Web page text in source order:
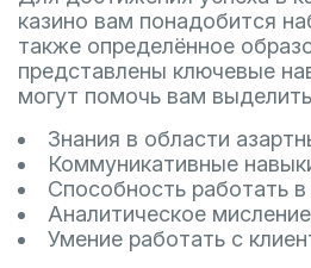
казино вам понадобится
также определённое
представлены ключевые
могут помочь вам
Знания в области
Коммуникативные
Способность работать
Аналитическое мисление
Умение работать с